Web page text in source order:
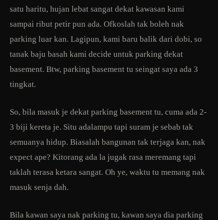
satu haritu, hujan lebat sangat dekat kawasan kami
sampai ribut petir pun ada. Ofkoslah tak boleh nak
parking luar kan. Lagipun, kami baru balik dari dobi, so
tanak baju basah kami decide untuk parking dekat
basement. Btw, parking basement tu seingat saya ada 3
tingkat.
So, bila masuk je dekat parking basement tu, cuma ada 2-
3 biji kereta je. Situ adalampu tapi suram je sebab tak
semuanya hidup. Biasalah bangunan tak terjaga kan, nak
expect ape? Kitorang ada la jugak rasa meremang tapi
taklah terasa ketara sangat. Oh ye, waktu tu memang nak
masuk senja dah.
Bila kawan saya nak parking tu, kawan saya dia parking